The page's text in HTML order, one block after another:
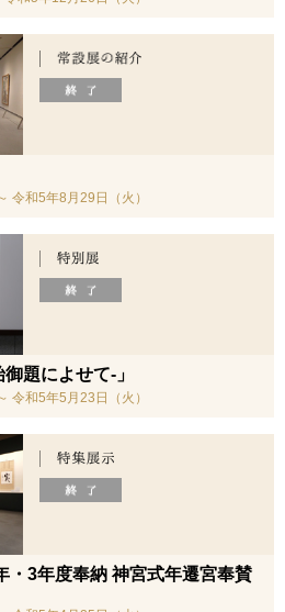
令和5年8月29日（火）
題によせて-」
令和5年5月23日（火）
・3年度奉納 神宮式年遷宮奉賛